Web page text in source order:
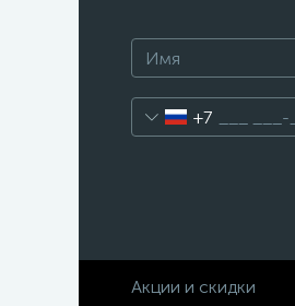
+7
Акции и скидки